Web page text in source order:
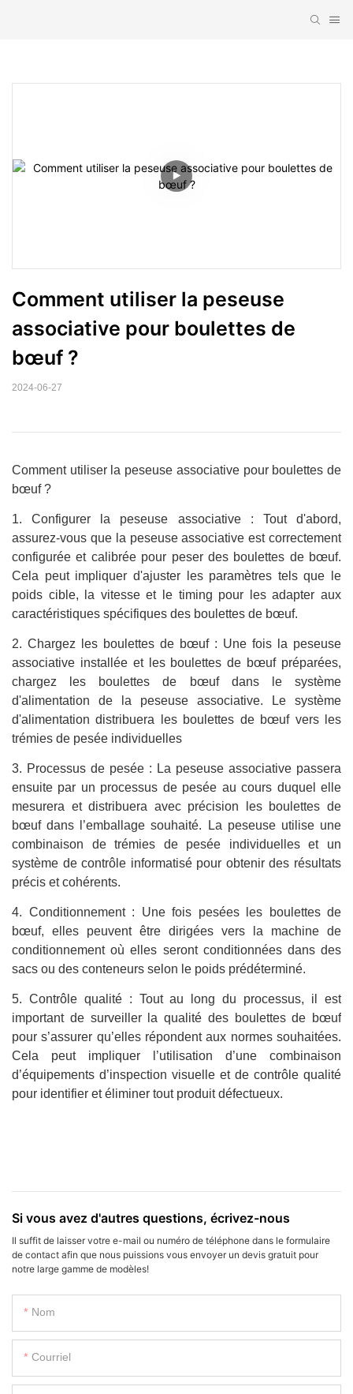
Comment utiliser la peseuse
associative pour boulettes de
bœuf ?
2024-06-27
Comment utiliser la peseuse associative pour boulettes de
bœuf ?
1. Configurer la peseuse associative : Tout d'abord,
assurez-vous que la peseuse associative est correctement
configurée et calibrée pour peser des boulettes de bœuf.
Cela peut impliquer d'ajuster les paramètres tels que le
poids cible, la vitesse et le timing pour les adapter aux
caractéristiques spécifiques des boulettes de bœuf.
2. Chargez les boulettes de bœuf : Une fois la peseuse
associative installée et les boulettes de bœuf préparées,
chargez les boulettes de bœuf dans le système
d'alimentation de la peseuse associative. Le système
d'alimentation distribuera les boulettes de bœuf vers les
trémies de pesée individuelles
3. Processus de pesée : La peseuse associative passera
ensuite par un processus de pesée au cours duquel elle
mesurera et distribuera avec précision les boulettes de
bœuf dans l’emballage souhaité. La peseuse utilise une
combinaison de trémies de pesée individuelles et un
système de contrôle informatisé pour obtenir des résultats
précis et cohérents.
4. Conditionnement : Une fois pesées les boulettes de
bœuf, elles peuvent être dirigées vers la machine de
conditionnement où elles seront conditionnées dans des
sacs ou des conteneurs selon le poids prédéterminé.
5. Contrôle qualité : Tout au long du processus, il est
important de surveiller la qualité des boulettes de bœuf
pour s’assurer qu’elles répondent aux normes souhaitées.
Cela peut impliquer l’utilisation d’une combinaison
d’équipements d’inspection visuelle et de contrôle qualité
pour identifier et éliminer tout produit défectueux.
Si vous avez d'autres questions, écrivez-nous
Il suffit de laisser votre e-mail ou numéro de téléphone dans le formulaire
de contact afin que nous puissions vous envoyer un devis gratuit pour
notre large gamme de modèles!
Nom
Courriel